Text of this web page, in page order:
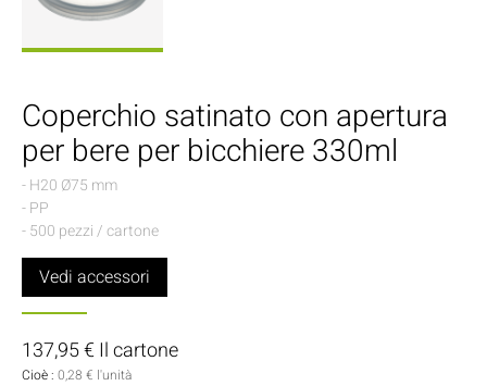
Coperchio satinato con apertura
per bere per bicchiere 330ml
- H20 Ø75 mm
- PP
- 500 pezzi / cartone
Vedi accessori
137,95 € Il cartone
Cioè : 0,28 € l'unità